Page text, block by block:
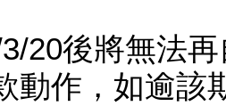
20後將無法
動作，如逾該